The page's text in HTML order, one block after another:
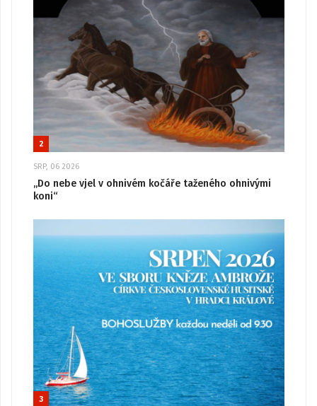
2
SRP, 06 2026
„Do nebe vjel v ohnivém kočáře taženého ohnivými
koni“
3